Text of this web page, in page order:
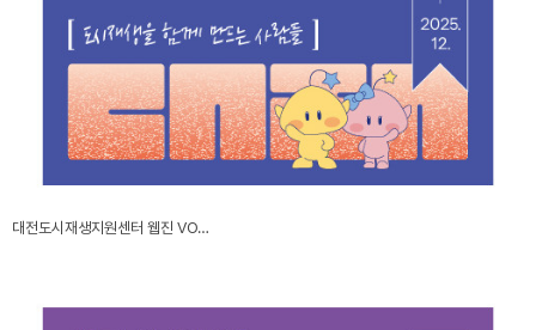
대전도시재생지원센터 웹진 VO…